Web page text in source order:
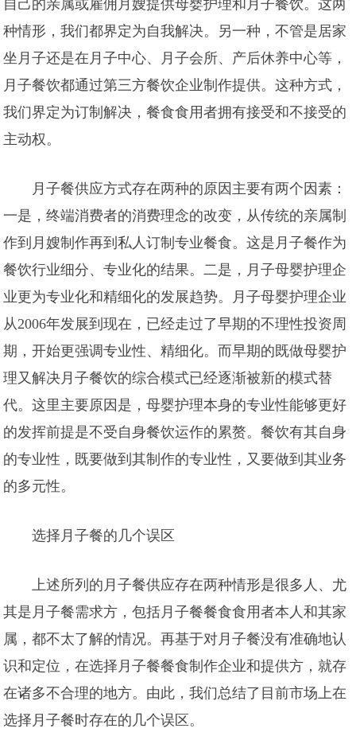
自己的亲属或雇佣月嫂提供母婴护理和月子餐饮。这两
种情形，我们都界定为自我解决。另一种，不管是居家
坐月子还是在月子中心、月子会所、产后休养中心等，
月子餐饮都通过第三方餐饮企业制作提供。这种方式，
我们界定为订制解决，餐食食用者拥有接受和不接受的
主动权。
月子餐供应方式存在两种的原因主要有两个因素：
一是，终端消费者的消费理念的改变，从传统的亲属制
作到月嫂制作再到私人订制专业餐食。这是月子餐作为
餐饮行业细分、专业化的结果。二是，月子母婴护理企
业更为专业化和精细化的发展趋势。月子母婴护理企业
从2006年发展到现在，已经走过了早期的不理性投资周
期，开始更强调专业性、精细化。而早期的既做母婴护
理又解决月子餐饮的综合模式已经逐渐被新的模式替
代。这里主要原因是，母婴护理本身的专业性能够更好
的发挥前提是不受自身餐饮运作的累赘。餐饮有其自身
的专业性，既要做到其制作的专业性，又要做到其业务
的多元性。
选择月子餐的几个误区
上述所列的月子餐供应存在两种情形是很多人、尤
其是月子餐需求方，包括月子餐餐食食用者本人和其家
属，都不太了解的情况。再基于对月子餐没有准确地认
识和定位，在选择月子餐餐食制作企业和提供方，就存
在诸多不合理的地方。由此，我们总结了目前市场上在
选择月子餐时存在的几个误区。